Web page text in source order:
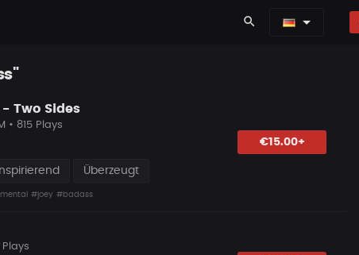
search
- Two Sides
€15.00+
• 815 Plays
Inspirierend Überzeugt
#joey #badass
Plays